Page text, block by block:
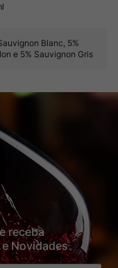
Blanc, 5%
e 5% Sauvignon Gris
receba
Novidades